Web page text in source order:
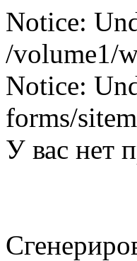
Notice:
/volume1/
Notice:
forms/
У вас нет